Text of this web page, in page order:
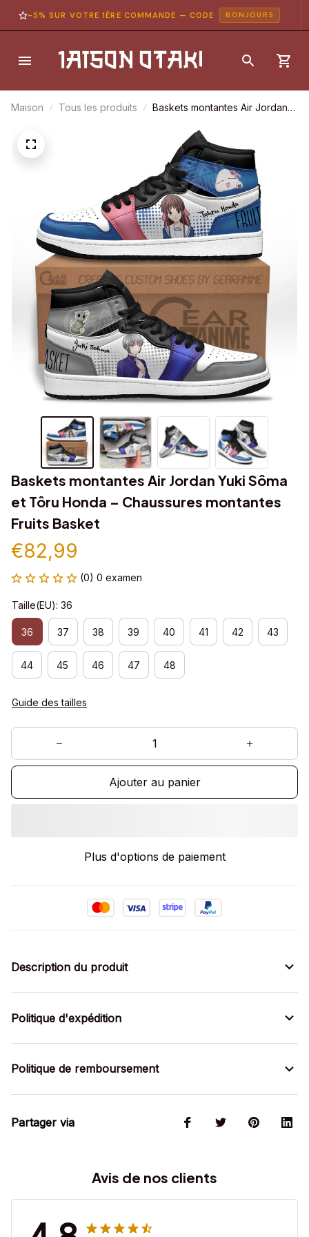
-5% SUR VOTRE 1ÈRE COMMANDE — CODE BONJOUR5
Maison Tous les produits
Baskets montantes Air Jordan
Chaussures montantes Fruits
Basket
Baskets montantes Air Jordan Yuki Sôma
et Tôru Honda – Chaussures montantes
Fruits Basket
€82,99
(0) 0 examen
Taille(EU): 36
36 37 38 39 40 41 42 43
44 45 46 47 48
Guide des tailles
Ajouter au panier
Plus d'options de paiement
Description du produit
Politique d'expédition
Politique de remboursement
Partager via
Avis de nos clients